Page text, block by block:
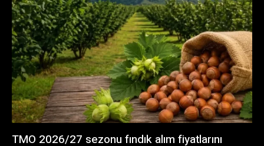
TMO 2026/27 sezonu fındık alım fiyatlarını